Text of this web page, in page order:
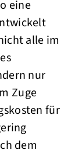
eine
alle im
nur
Zuge
für
dem